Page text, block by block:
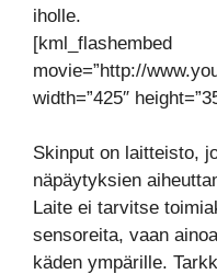
iholle.
[kml_flashembed
movie=”http://
width=”425″
Skinput on laitteisto,
näpäytyksien
Laite ei tarvitse
sensoreita, vaan
käden ympärille.